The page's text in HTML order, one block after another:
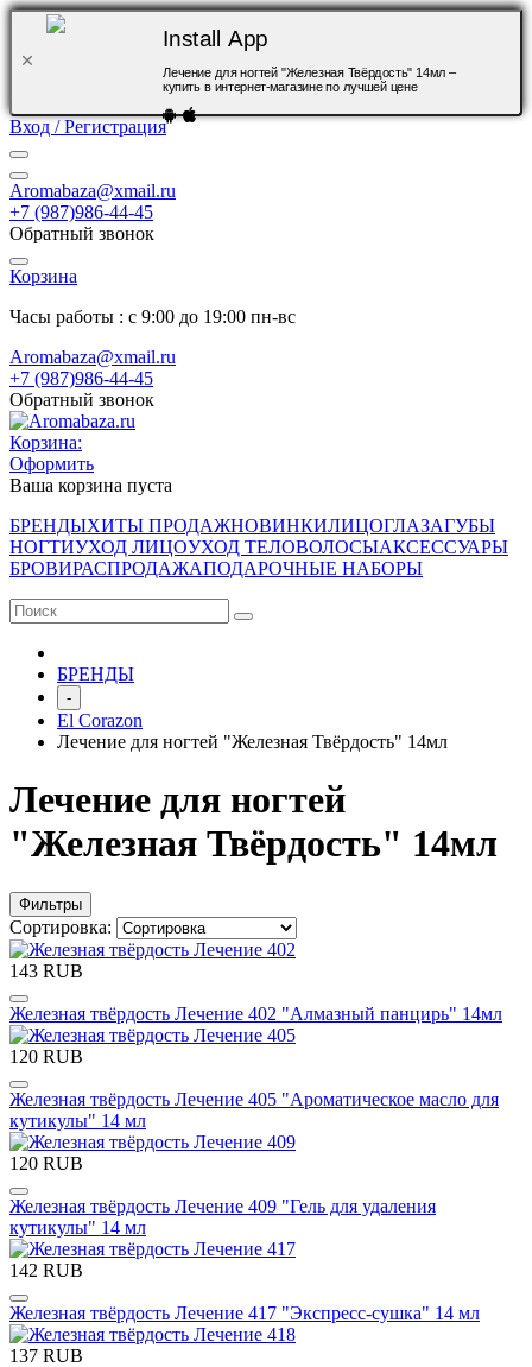
Install App
Лечение для ногтей "Железная Твёрдость" 14мл –
купить в интернет-магазине по лучшей цене
Вход / Регистрация
Aromabaza@xmail.ru
+7 (987)986-44-45
Обратный звонок
Корзина
Часы работы : с 9:00 до 19:00 пн-вс
Aromabaza@xmail.ru
+7 (987)986-44-45
Обратный звонок
Корзина:
Оформить
Ваша корзина пуста
БРЕНДЫХИТЫ ПРОДАЖНОВИНКИЛИЦОГЛАЗАГУБЫ
НОГТИУХОД ЛИЦОУХОД ТЕЛОВОЛОСЫАКСЕССУАРЫ
БРОВИРАСПРОДАЖАПОДАРОЧНЫЕ НАБОРЫ
БРЕНДЫ
-
El Corazon
Лечение для ногтей "Железная Твёрдость" 14мл
Лечение для ногтей
"Железная Твёрдость" 14мл
Фильтры
Сортировка:
143 RUB
Железная твёрдость Лечение 402 "Алмазный панцирь" 14мл
120 RUB
Железная твёрдость Лечение 405 "Ароматическое масло для
кутикулы" 14 мл
120 RUB
Железная твёрдость Лечение 409 "Гель для удаления
кутикулы" 14 мл
142 RUB
Железная твёрдость Лечение 417 "Экспресс-сушка" 14 мл
137 RUB